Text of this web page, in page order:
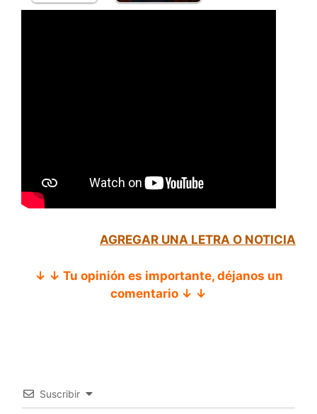
AGREGAR UNA LETRA O NOTICIA
↓ ↓ Tu opinión es importante, déjanos un
comentario ↓ ↓
Suscribir